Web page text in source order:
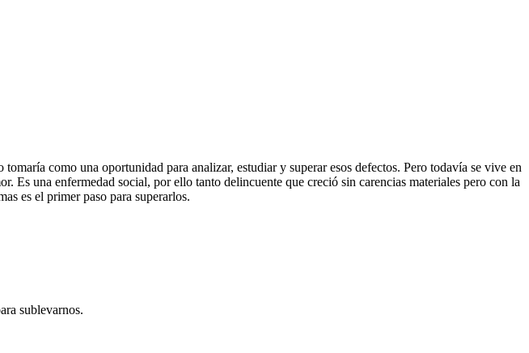
como una oportunidad para analizar, estudiar y superar esos defectos. Pero todavía se vive en
Es una enfermedad social, por ello tanto delincuente que creció sin carencias materiales pero con la
es el primer paso para superarlos.
sublevarnos.